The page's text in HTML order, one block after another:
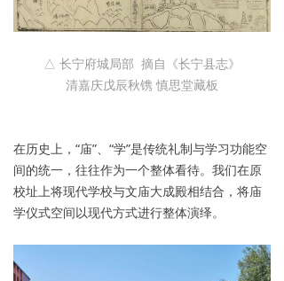
△ 长宁府城局部 摘自《长宁县志》
清嘉庆戊辰秋镌 慎思堂藏板
在历史上，“庙”、“学”是传统礼制与学习功能空
间的统一，往往作为一个整体看待。我们在原
校址上将现代学校与文庙大成殿相结合，将庙
学仪式空间以现代方式进行整体演绎。